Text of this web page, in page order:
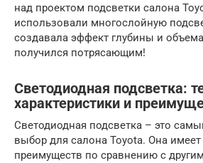
над проектом подсветки салона
использовали многослойную
создавала эффект глубины и
получился потрясающим!
Светодиодная подсветка:
характеристики и
Светодиодная подсветка – это
выбор для салона Toyota. Она
преимуществ по сравнению с